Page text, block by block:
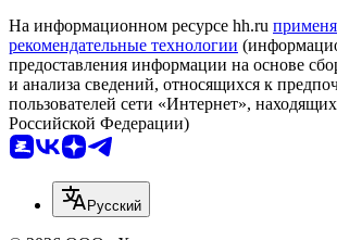
На информационном ресурсе hh.ru
рекомендательные технологии
предоставления информации на основе
и анализа сведений, относящихся к
пользователей сети «Интернет»,
Российской Федерации)
Русский